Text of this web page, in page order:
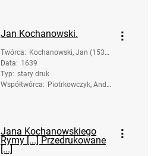
Jan Kochanowski.
Twórca: Kochanowski, Jan (1530-
1584)
Data: 1639
Typ: stary druk
Współtwórca: Piotrkowczyk, Andrz
edm.
Jana Kochanowskiego
Rymy [...] Przedrukowane
[...]